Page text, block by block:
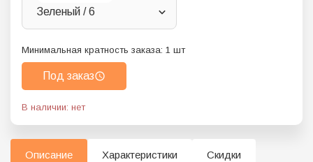
Зеленый / 6
Минимальная кратность заказа: 1 шт
Под заказ
В наличии: нет
Описание Характеристики Скидки